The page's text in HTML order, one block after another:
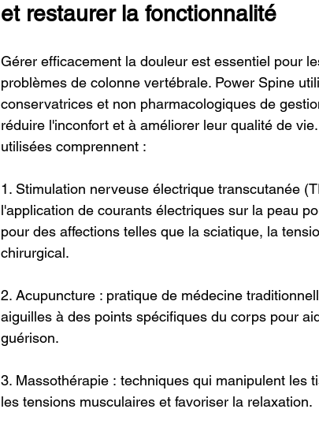
et restaurer la fonctionnalité
Gérer efficacement la douleur est essentiel pour
problèmes de colonne vertébrale. Power Spine
conservatrices et non pharmacologiques de
réduire l'inconfort et à améliorer leur qualité de
utilisées comprennent :
1. Stimulation nerveuse électrique transcutanée
l'application de courants électriques sur la peau
pour des affections telles que la sciatique, la
chirurgical.
2. Acupuncture : pratique de médecine
aiguilles à des points spécifiques du corps pour
guérison.
3. Massothérapie : techniques qui manipulent
les tensions musculaires et favoriser la relaxation.